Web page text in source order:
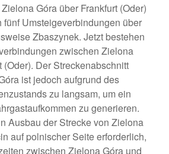
Góra über Frankfurt (Oder)
Umsteigeverbindungen über
Zbaszynek. Jetzt bestehen
zwischen Zielona
(Oder). Der Streckenabschnitt
ist jedoch aufgrund des
zu langsam, um ein
zu generieren.
Ausbau der Strecke von Zielona
auf polnischer Seite erforderlich,
zwischen Zielona Góra und